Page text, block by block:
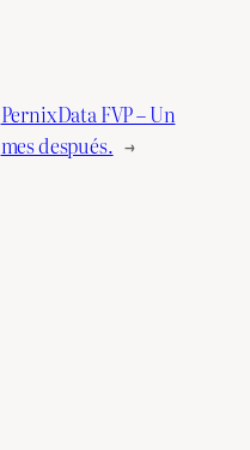
PernixData FVP – Un
mes después. →